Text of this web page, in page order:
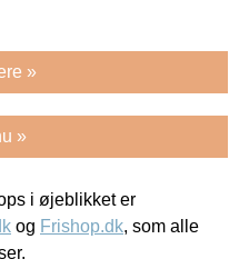
»
»
i øjeblikket er
og Frishop.dk, som alle